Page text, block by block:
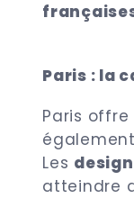
Paris : la
Paris
Les
atteindre